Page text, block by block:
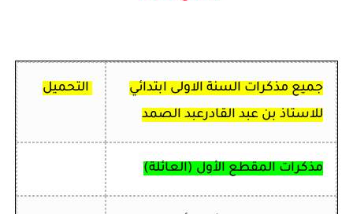
جميع مذكرات السنة الاولى ابتدائي
للاستاذ بن عبد القادرعبد الصمد
التحميل
مذكرات المقطع الأول (العائلة)